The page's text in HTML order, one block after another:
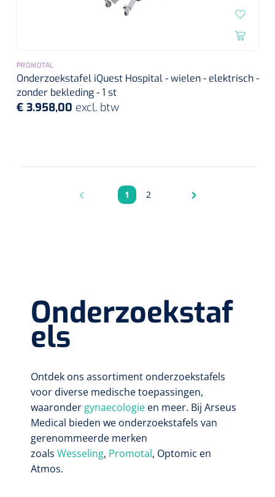
PROMOTAL
Onderzoekstafel iQuest Hospital - wielen - elektrisch -
zonder bekleding - 1 st
€ 3.958,00 excl. btw
Pagina
1 Pagina
2
Onderzoekstaf
els
Ontdek ons assortiment onderzoekstafels
voor diverse medische toepassingen,
waaronder gynaecologie en meer. Bij Arseus
Medical bieden we onderzoekstafels van
gerenommeerde merken
zoals Wesseling, Promotal, Optomic en
Atmos.